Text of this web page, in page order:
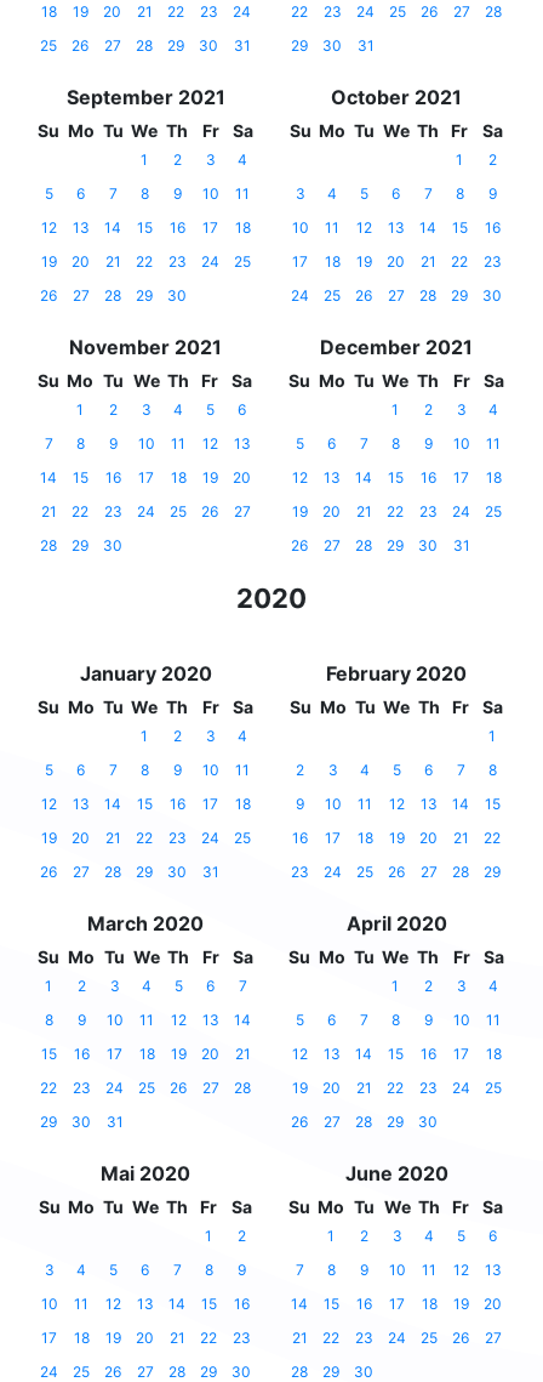
18
19 20 21 22 23
24
25
26 27 28 29 30 31
22
23 24 25 26 27
28
29
30 31
September 2021
Su Mo Tu We Th Fr Sa
1 2 3
4
5
6 7 8 9 10
11
12
13 14 15 16 17
18
19
20 21 22 23 24
25
26
27 28 29 30
October 2021
Su Mo Tu We Th Fr Sa
1
2
3
4 5 6 7 8
9
10
11 12 13 14 15
16
17
18 19 20 21 22
23
24
25 26 27 28 29 30
November 2021
Su Mo Tu We Th Fr Sa
1 2 3 4 5
6
7
8 9 10 11 12
13
14
15 16 17 18 19
20
21
22 23 24 25 26
27
28
29 30
December 2021
Su Mo Tu We Th Fr Sa
1 2 3
4
5
6 7 8 9 10
11
12
13 14 15 16 17
18
19
20 21 22 23 24
25
26
27 28 29 30 31
2020
January 2020
Su Mo Tu We Th Fr Sa
1 2 3
4
5
6 7 8 9 10
11
12
13 14 15 16 17
18
19
20 21 22 23 24
25
26
27 28 29 30 31
February 2020
Su Mo Tu We Th Fr Sa
1
2
3 4 5 6 7
8
9
10 11 12 13 14
15
16
17 18 19 20 21
22
23
24 25 26 27 28 29
March 2020
Su Mo Tu We Th Fr Sa
1 2 3 4 5 6
7
8
9 10 11 12 13
14
15
16 17 18 19 20
21
22
23 24 25 26 27
28
29
30 31
April 2020
Su Mo Tu We Th Fr Sa
1 2 3
4
5
6 7 8 9 10
11
12
13 14 15 16 17
18
19
20 21 22 23 24
25
26
27 28 29 30
Mai 2020
Su Mo Tu We Th Fr Sa
1
2
3
4 5 6 7 8
9
10
11 12 13 14 15
16
17
18 19 20 21 22
23
24
25 26 27 28 29 30
June 2020
Su Mo Tu We Th Fr Sa
1 2 3 4 5
6
7
8 9 10 11 12
13
14
15 16 17 18 19
20
21
22 23 24 25 26
27
28
29 30